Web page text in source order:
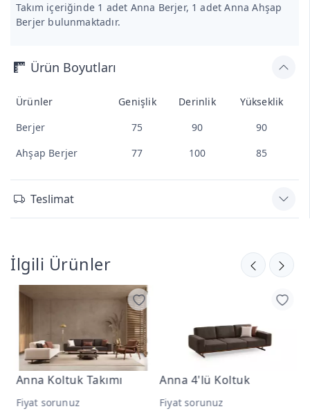
Takım içeriğinde 1 adet Anna Berjer, 1 adet Anna Ahşap
Berjer bulunmaktadır.
Ürün Boyutları
Ürünler Genişlik Derinlik
Yükseklik
Berjer
75 90
90
Ahşap Berjer
77 100 85
Teslimat
İlgili Ürünler
Anna 4'lü Koltuk
Fiyat sorunuz
Anna 3'lü Koltuk
Fiyat sorunuz